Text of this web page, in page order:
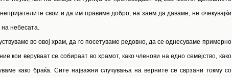
свои и да им правиме добро, на заем да даваме, не очекувајќи
небесата.
во овој храм, да го посетуваме редовно, да се однесуваме примерно
кои веруваат се собираат во храмот, како членови на едно семејство, како
како браќа. Сите најважни случувања на верните се сврзани токму со